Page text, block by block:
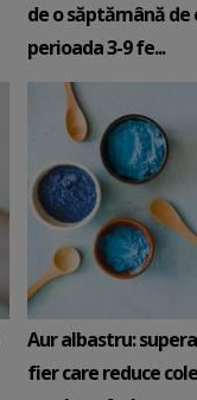
de o săptămână de
perioada 3-9 fe...
Aur albastru:
fier care reduce